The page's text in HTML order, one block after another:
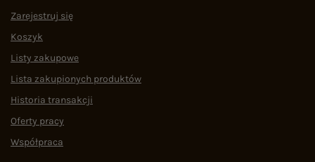
Zarejestruj się
Koszyk
Listy zakupowe
Lista zakupionych produktów
Historia transakcji
Oferty pracy
Współpraca